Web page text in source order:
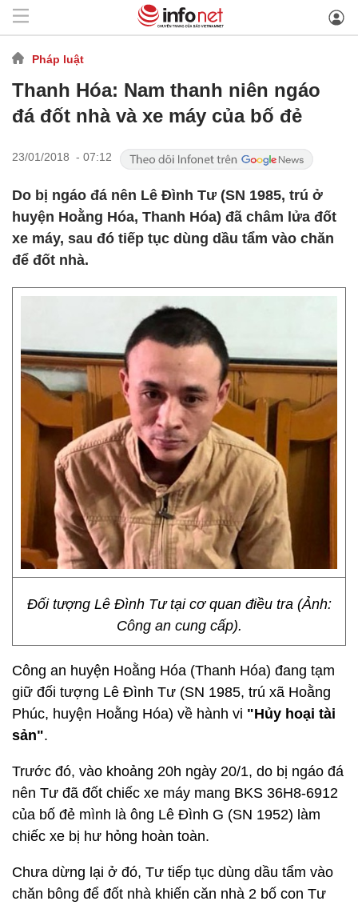
Pháp luật
Thanh Hóa: Nam thanh niên ngáo
đá đốt nhà và xe máy của bố đẻ
23/01/2018 - 07:12
Do bị ngáo đá nên Lê Đình Tư (SN 1985, trú ở
huyện Hoằng Hóa, Thanh Hóa) đã châm lửa đốt
xe máy, sau đó tiếp tục dùng dầu tẩm vào chăn
để đốt nhà.
Đối tượng Lê Đình Tư tại cơ quan điều tra (Ảnh:
Công an cung cấp).
Công an huyện Hoằng Hóa (Thanh Hóa) đang tạm
giữ đối tượng Lê Đình Tư (SN 1985, trú xã Hoằng
Phúc, huyện Hoằng Hóa) về hành vi "Hủy hoại tài
sản".
Trước đó, vào khoảng 20h ngày 20/1, do bị ngáo đá
nên Tư đã đốt chiếc xe máy mang BKS 36H8-6912
của bố đẻ mình là ông Lê Đình G (SN 1952) làm
chiếc xe bị hư hỏng hoàn toàn.
Chưa dừng lại ở đó, Tư tiếp tục dùng dầu tẩm vào
chăn bông để đốt nhà khiến căn nhà 2 bố con Tư